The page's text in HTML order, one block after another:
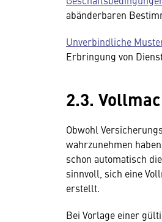
abänderbaren
Unverbindliche
Erbringung von
2.3.
Obwohl
wahrzunehmen
schon automatisch
sinnvoll, sich eine
erstellt.
Bei Vorlage einer